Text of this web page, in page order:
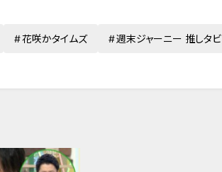
花咲かタイムズ 週末ジャーニー 推しタビ